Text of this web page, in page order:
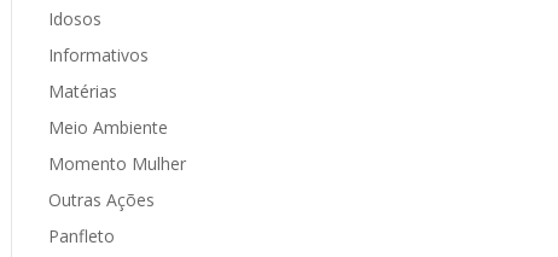
Idosos
Informativos
Matérias
Meio Ambiente
Momento Mulher
Outras Ações
Panfleto